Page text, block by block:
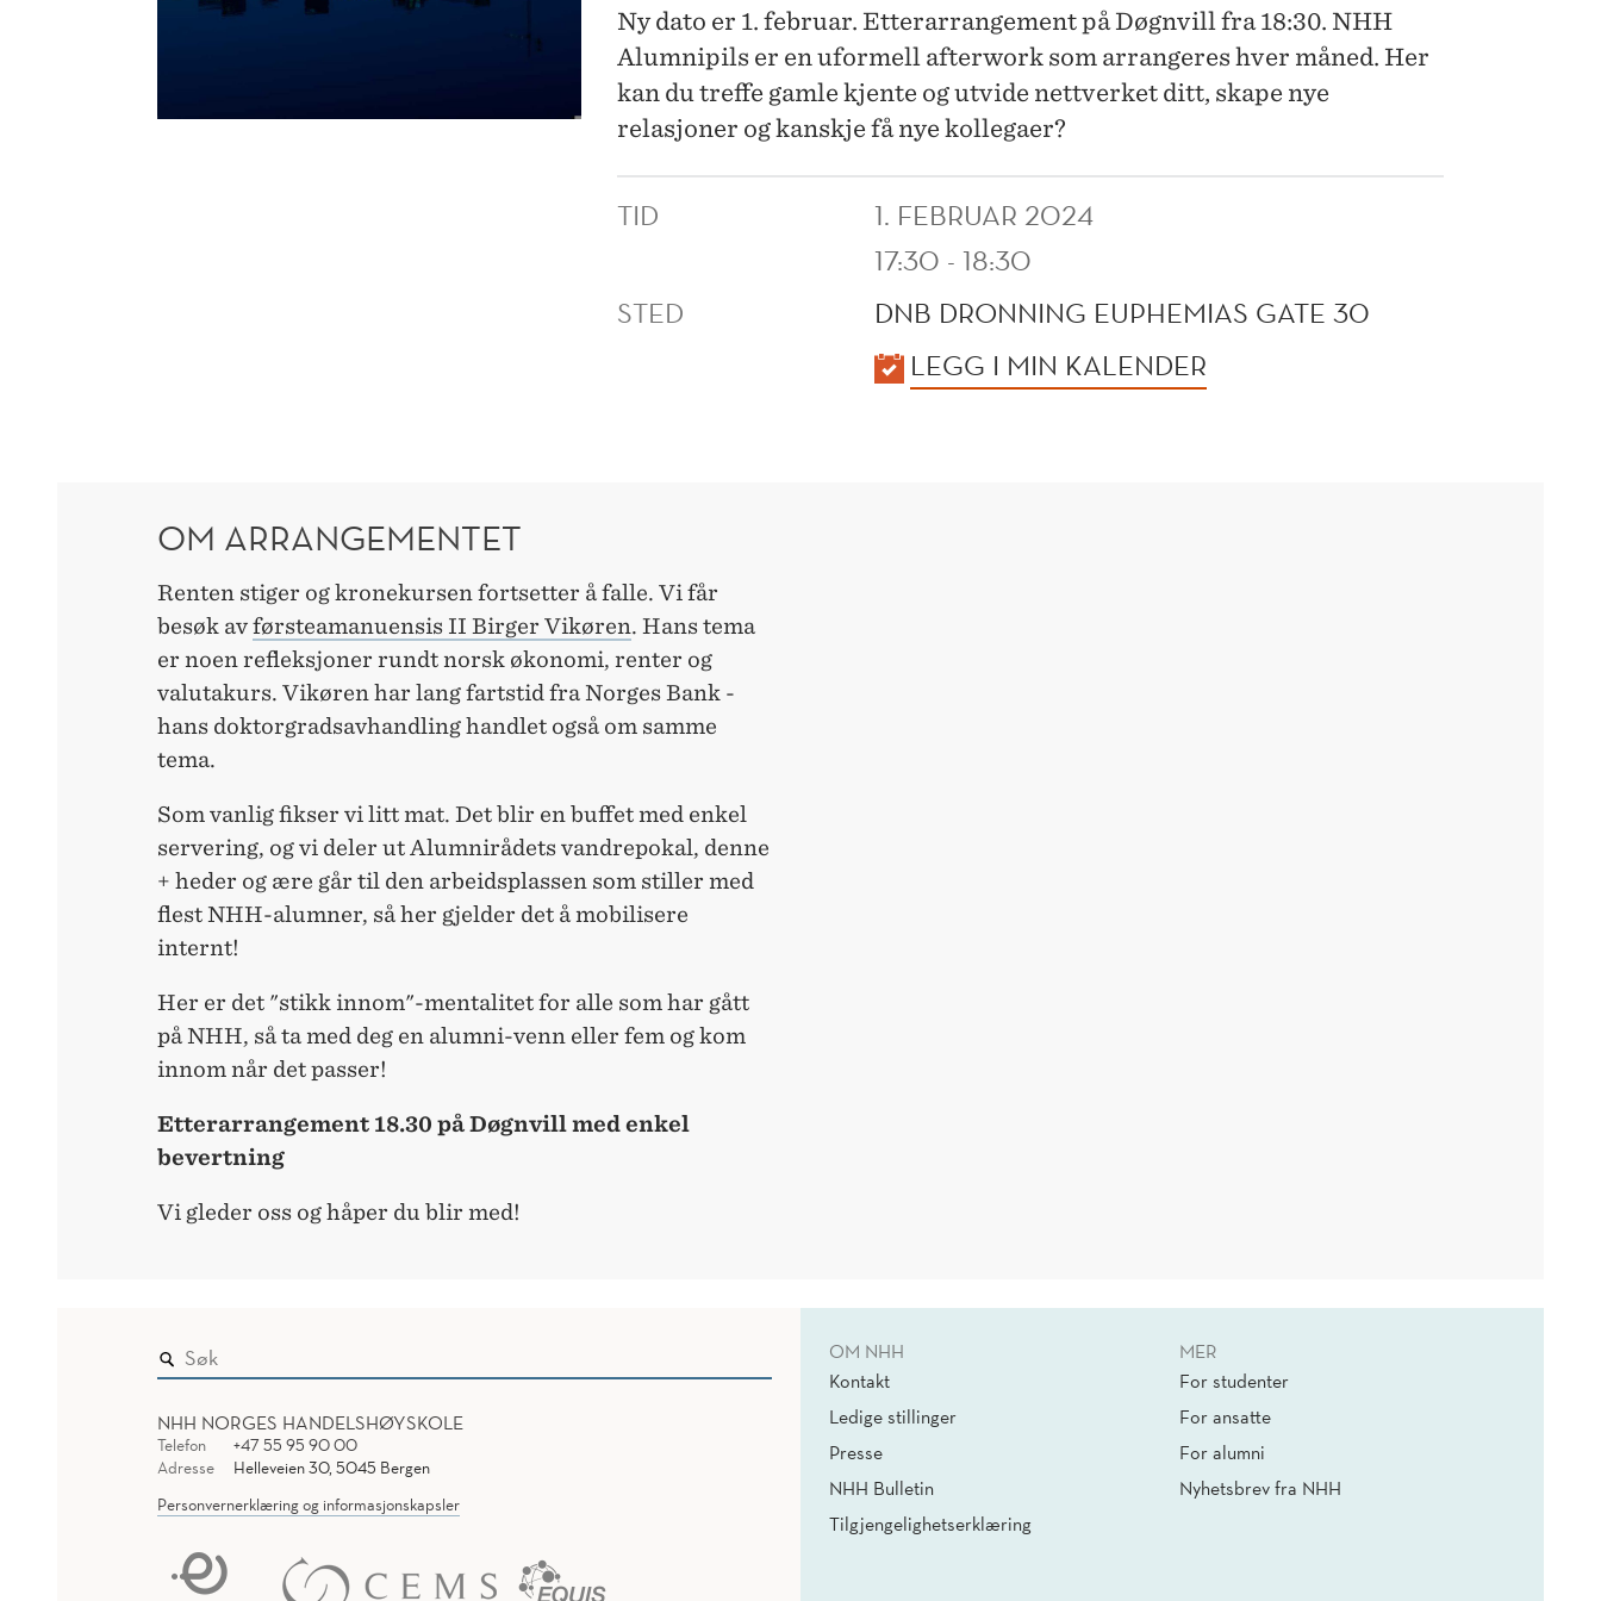
Ny dato er 1. februar. Etterarrangement på Døgnvill fra 18:30. NHH
Alumnipils er en uformell afterwork som arrangeres hver måned. Her
kan du treffe gamle kjente og utvide nettverket ditt, skape nye
relasjoner og kanskje få nye kollegaer?
TID
1. FEBRUAR 2024
17:30 - 18:30
STED
DNB DRONNING EUPHEMIAS GATE 30
LEGG I MIN KALENDER
OM ARRANGEMENTET
Renten stiger og kronekursen fortsetter å falle. Vi får
besøk avførsteamanuensis II Birger Vikøren. Hans tema
er noen refleksjoner rundt norsk økonomi, renter og
valutakurs. Vikøren har lang fartstid fra Norges Bank -
hans doktorgradsavhandling handlet også om samme
tema.
Som vanlig fikser vi litt mat. Det blir en buffet med enkel
servering, og vi deler ut Alumnirådets vandrepokal, denne
+ heder og ære går til den arbeidsplassen som stiller med
flest NHH-alumner, så her gjelder det å mobilisere
internt!
Her er det "stikk innom"-mentalitet for alle som har gått
på NHH, så ta med deg en alumni-venn eller fem og kom
innom når det passer!
Etterarrangement 18.30 på Døgnvill med enkel
bevertning
Vi gleder oss og håper du blir med!
NHH NORGES HANDELSHØYSKOLE
Telefon
+47 55 95 90 00
Adresse
Helleveien 30, 5045 Bergen
Personvernerklæring og informasjonskapsler
OM NHH
Kontakt
Ledige stillinger
Presse
NHH Bulletin
Tilgjengelighetserklæring
MER
For studenter
For ansatte
For alumni
Nyhetsbrev fra NHH